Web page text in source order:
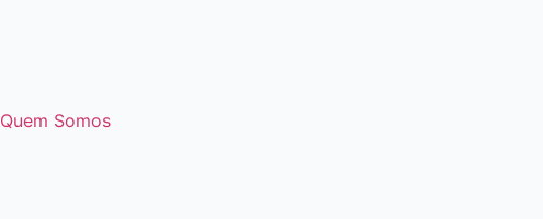
Quem Somos